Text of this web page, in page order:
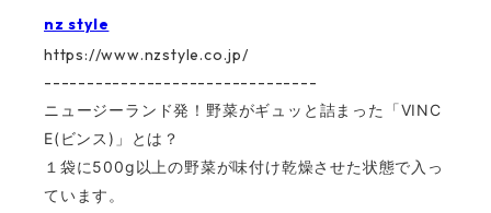
nz style
https://www.nzstyle.co.jp/
--------------------------------
ニュージーランド発！野菜がギュッと詰まった「VINC
E(ビンス)」とは？
１袋に500g以上の野菜が味付け乾燥させた状態で入っ
ています。